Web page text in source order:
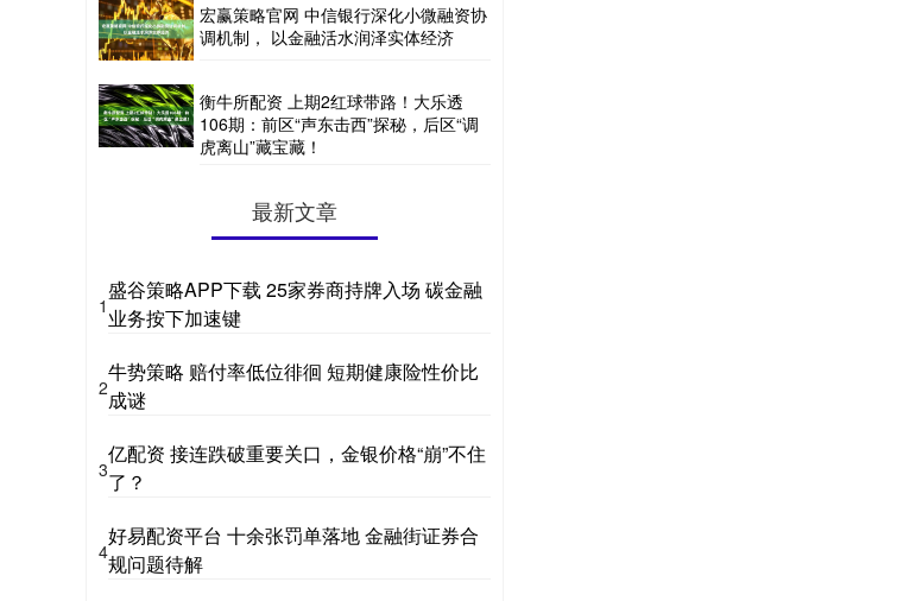
宏赢策略官网 中信银行深化小微融资协
调机制， 以金融活水润泽实体经济
衡牛所配资 上期2红球带路！大乐透
106期：前区“声东击西”探秘，后区“调
虎离山”藏宝藏！
最新文章
1
盛谷策略APP下载 25家券商持牌入场 碳金融
业务按下加速键
2
牛势策略 赔付率低位徘徊 短期健康险性价比
成谜
3
亿配资 接连跌破重要关口，金银价格“崩”不住
了？
4
好易配资平台 十余张罚单落地 金融街证券合
规问题待解